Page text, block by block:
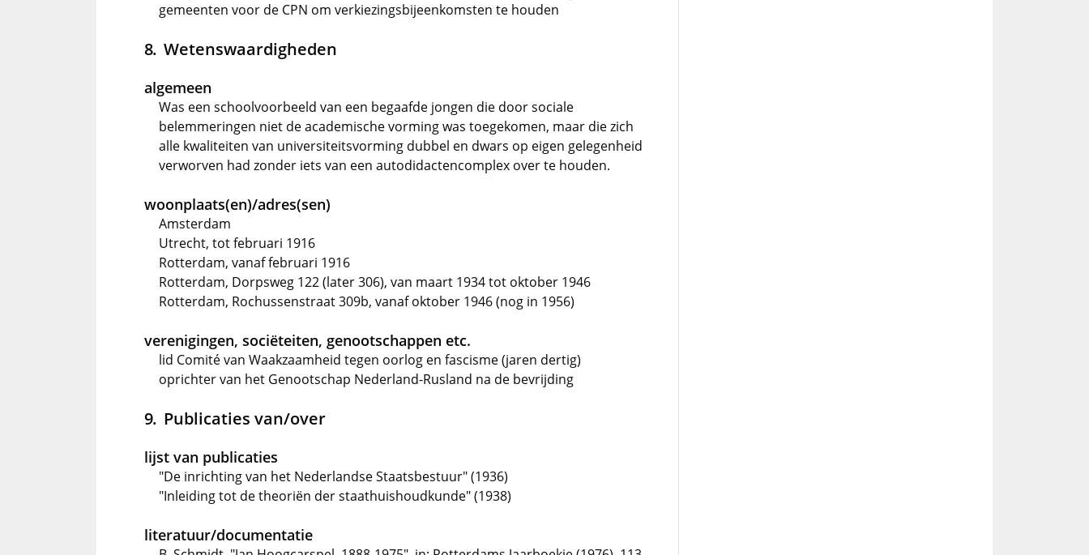
gemeenten voor de CPN om verkiezingsbijeenkomsten te houden
Wetenswaardigheden
algemeen
Was een schoolvoorbeeld van een begaafde jongen die door sociale
belemmeringen niet de academische vorming was toegekomen, maar die zich
alle kwaliteiten van universiteitsvorming dubbel en dwars op eigen gelegenheid
verworven had zonder iets van een autodidactencomplex over te houden.
woonplaats(en)/adres(sen)
Amsterdam
Utrecht, tot februari 1916
Rotterdam, vanaf februari 1916
Rotterdam, Dorpsweg 122 (later 306), van maart 1934 tot oktober 1946
Rotterdam, Rochussenstraat 309b, vanaf oktober 1946 (nog in 1956)
verenigingen, sociëteiten, genootschappen etc.
lid Comité van Waakzaamheid tegen oorlog en fascisme (jaren dertig)
oprichter van het Genootschap Nederland-Rusland na de bevrijding
Publicaties van/over
lijst van publicaties
"De inrichting van het Nederlandse Staatsbestuur" (1936)
"Inleiding tot de theoriën der staathuishoudkunde" (1938)
literatuur/documentatie